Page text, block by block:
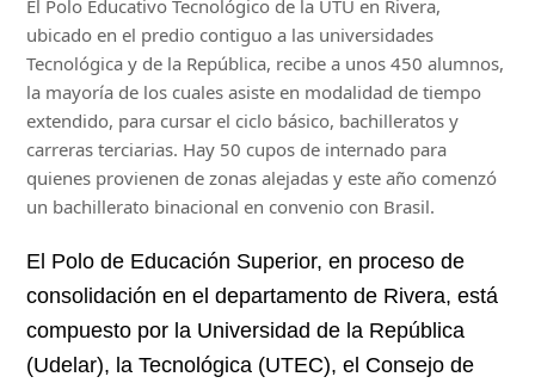
El Polo Educativo Tecnológico de la UTU en Rivera,
ubicado en el predio contiguo a las universidades
Tecnológica y de la República, recibe a unos 450 alumnos,
la mayoría de los cuales asiste en modalidad de tiempo
extendido, para cursar el ciclo básico, bachilleratos y
carreras terciarias. Hay 50 cupos de internado para
quienes provienen de zonas alejadas y este año comenzó
un bachillerato binacional en convenio con Brasil.
El Polo de Educación Superior, en proceso de
consolidación en el departamento de Rivera, está
compuesto por la Universidad de la República
(Udelar), la Tecnológica (UTEC), el Consejo de